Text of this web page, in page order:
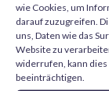
wie Cookies, um
darauf zuzugreifen.
uns, Daten wie das
Website zu
widerrufen, kann
beeinträchtigen.
Milliput kann
Unebenheiten,